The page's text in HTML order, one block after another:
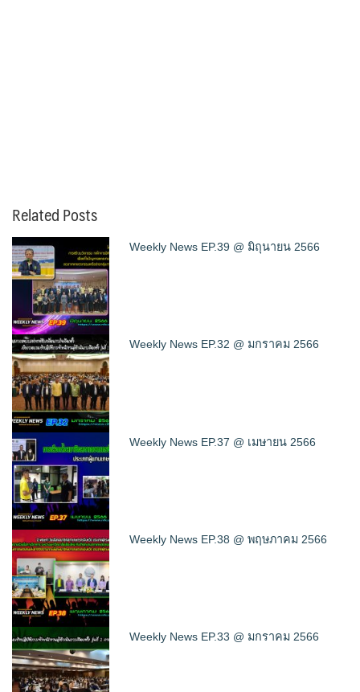
Related Posts
Weekly News EP.39 @ มิถุนายน 2566
Weekly News EP.32 @ มกราคม 2566
Weekly News EP.37 @ เมษายน 2566
Weekly News EP.38 @ พฤษภาคม 2566
Weekly News EP.33 @ มกราคม 2566